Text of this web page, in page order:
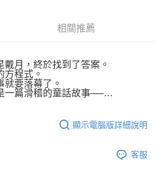
。
瀏覽以下網址：
定代理人或監護人之同意方可使用
，將依據個別帳號之用戶狀況，依本公司即
上)免運費
相關推薦
月，終於找到了答案。
方程式。
要落幕了。
一篇滑稽的童話故事──…
顯示電腦版詳細說明
客服